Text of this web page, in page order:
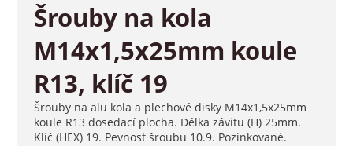
Šrouby na kola
M14x1,5x25mm koule
R13, klíč 19
Šrouby na alu kola a plechové disky M14x1,5x25mm
koule R13 dosedací plocha. Délka závitu (H) 25mm.
Klíč (HEX) 19. Pevnost šroubu 10.9. Pozinkované.